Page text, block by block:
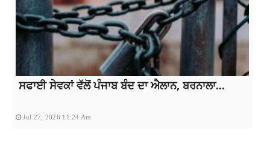
ਸਫਾਈ ਸੇਵਕਾਂ ਵੱਲੋਂ ਪੰਜਾਬ ਬੰਦ ਦਾ ਐਲਾਨ, ਬਰਨਾਲਾ...
Jul 27, 2026 11:24 Am